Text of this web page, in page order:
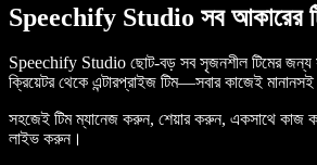
Speechify Studio সব আকারের
Speechify Studio ছোট-বড় সব সৃজনশীল টিমের
ক্রিয়েটর থেকে এন্টারপ্রাইজ টিম—সবার কাজেই
সহজেই টিম ম্যানেজ করুন, শেয়ার করুন, একসাথে কাজ
লাইভ করুন।